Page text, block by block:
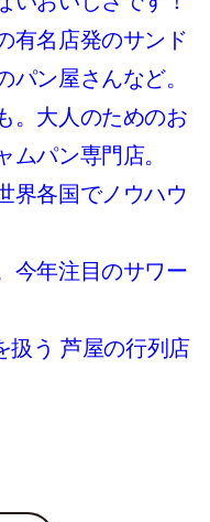
有名店発のサンド
パン屋さんなど。
。大人のためのお
ムパン専門店。
界各国でノウハウ
今年注目のサワー
扱う 芦屋の行列店